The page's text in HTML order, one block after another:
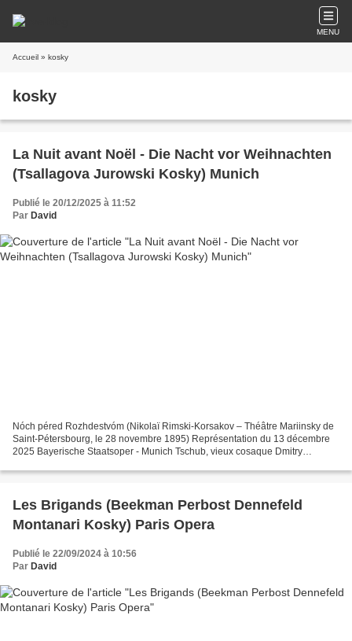
MENU
Accueil » kosky
kosky
La Nuit avant Noël - Die Nacht vor Weihnachten
(Tsallagova Jurowski Kosky) Munich
Publié le 20/12/2025 à 11:52
Par David
Nóch péred Rozhdestvóm (Nikolaï Rimski-Korsakov – Théâtre Mariinsky de
Saint-Pétersbourg, le 28 novembre 1895) Représentation du 13 décembre
2025 Bayerische Staatsoper - Munich Tschub, vieux cosaque Dmitry
Les Brigands (Beekman Perbost Dennefeld
Montanari Kosky) Paris Opera
Publié le 22/09/2024 à 10:56
Par David